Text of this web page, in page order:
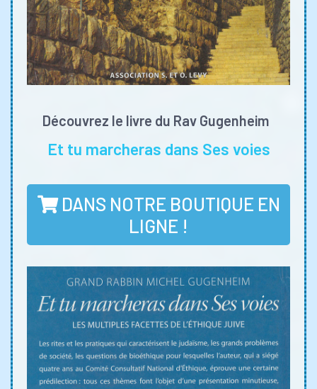
Découvrez le livre du Rav Gugenheim
Et tu marcheras dans Ses voies
DANS NOTRE BOUTIQUE EN
LIGNE !